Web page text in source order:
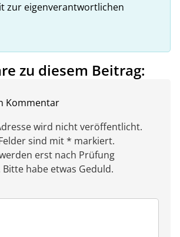
zur eigenverantwortlichen
zu diesem Beitrag:
Kommentar
wird nicht veröffentlicht.
sind mit * markiert.
erst nach Prüfung
habe etwas Geduld.